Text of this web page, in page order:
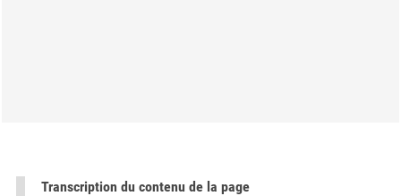
Transcription du contenu de la page